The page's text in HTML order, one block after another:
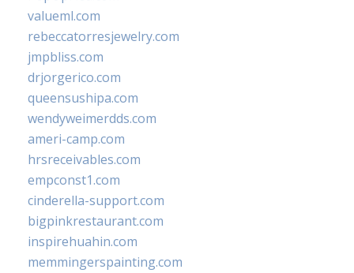
valueml.com
rebeccatorresjewelry.com
jmpbliss.com
drjorgerico.com
queensushipa.com
wendyweimerdds.com
ameri-camp.com
hrsreceivables.com
empconst1.com
cinderella-support.com
bigpinkrestaurant.com
inspirehuahin.com
memmingerspainting.com